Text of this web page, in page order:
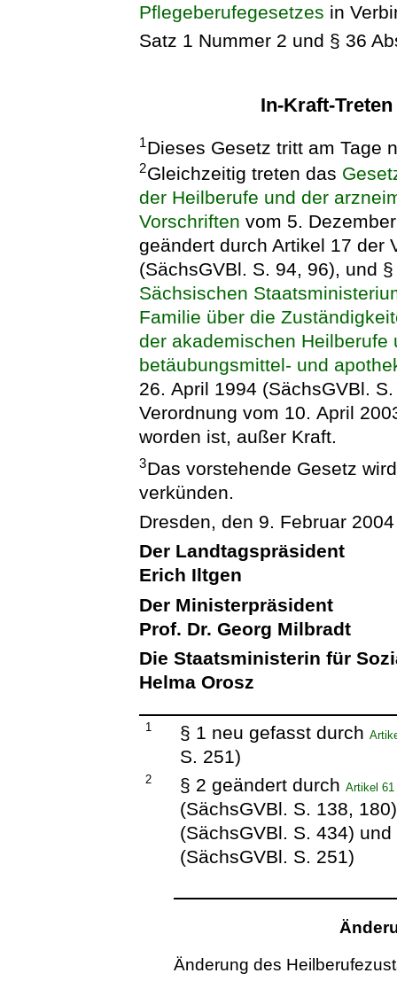
Pflegeberufegesetzes in
Satz 1 Nummer 2 und § 36
In-Kraft-
1Dieses Gesetz tritt am Tage
2Gleichzeitig treten das
der Heilberufe und der
Vorschriften vom 5.
geändert durch Artikel 17 der
(SächsGVBl. S. 94, 96), und
Sächsischen
Familie über die
der akademischen Heilberufe
betäubungsmittel- und
26. April 1994 (SächsGVBl.
Verordnung vom 10. April
worden ist, außer Kraft.
3Das vorstehende Gesetz
verkünden.
Dresden, den 9. Februar 2004
Der Landtagspräsident
Erich Iltgen
Der Ministerpräsident
Prof. Dr. Georg Milbradt
Die Staatsministerin für
Helma Orosz
1 § 1 neu gefasst durch
S. 251)
2 § 2 geändert durchArtikel
(SächsGVBl. S. 138,
(SächsGVBl. S. 434)
(SächsGVBl. S. 251)
Änderung des